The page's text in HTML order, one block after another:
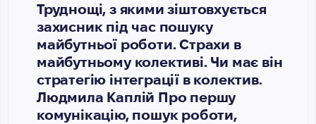
Труднощі, з якими зіштовхується
захисник під час пошуку
майбутньої роботи. Страхи в
майбутньому колективі. Чи має він
стратегію інтеграції в колектив.
Людмила Каплій Про першу
комунікацію, пошук роботи,